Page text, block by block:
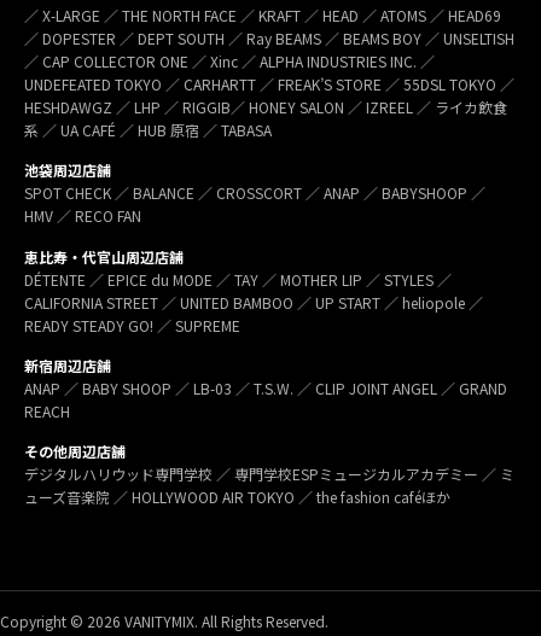
／ X-LARGE ／ THE NORTH FACE ／ KRAFT ／ HEAD ／ ATOMS ／ HEAD69
／ DOPESTER ／ DEPT SOUTH ／ Ray BEAMS ／ BEAMS BOY ／ UNSELTISH
／ CAP COLLECTOR ONE ／ Xinc ／ ALPHA INDUSTRIES INC. ／
UNDEFEATED TOKYO ／ CARHARTT ／ FREAK’S STORE ／ 55DSL TOKYO ／
HESHDAWGZ ／ LHP ／ RIGGIB／ HONEY SALON ／ IZREEL ／ ライカ飲食
系 ／ UA CAFÉ ／ HUB 原宿 ／ TABASA
池袋周辺店舗
SPOT CHECK ／ BALANCE ／ CROSSCORT ／ ANAP ／ BABYSHOOP ／
HMV ／ RECO FAN
恵比寿・代官山周辺店舗
DÉTENTE ／ EPICE du MODE ／ TAY ／ MOTHER LIP ／ STYLES ／
CALIFORNIA STREET ／ UNITED BAMBOO ／ UP START ／ heliopole ／
READY STEADY GO! ／ SUPREME
新宿周辺店舗
ANAP ／ BABY SHOOP ／ LB-03 ／ T.S.W. ／ CLIP JOINT ANGEL ／ GRAND
REACH
その他周辺店舗
デジタルハリウッド専門学校 ／ 専門学校ESPミュージカルアカデミー ／ ミ
ューズ音楽院 ／ HOLLYWOOD AIR TOKYO ／ the fashion caféほか
Copyright © 2026 VANITYMIX. All Rights Reserved.